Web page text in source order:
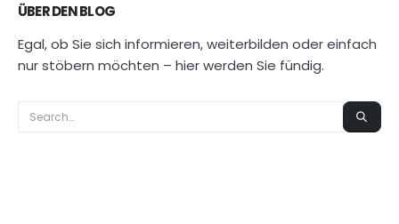
ÜBER DEN BLOG
Egal, ob Sie sich informieren, weiterbilden oder einfach
nur stöbern möchten – hier werden Sie fündig.